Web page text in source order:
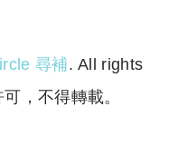
尋補. All rights
，不得轉載。